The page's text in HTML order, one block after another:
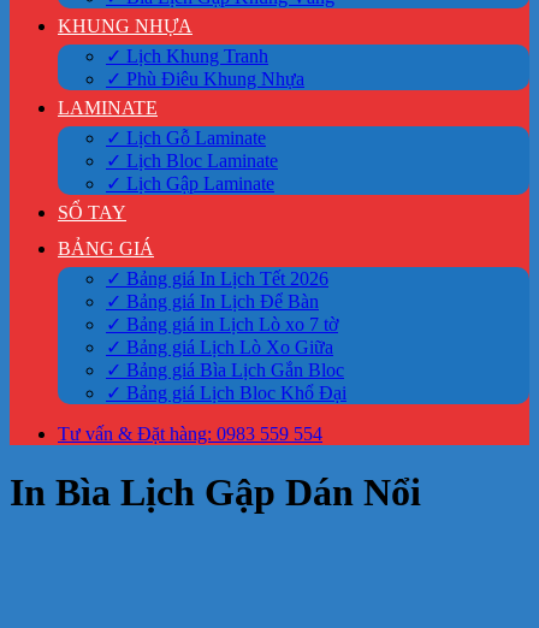
KHUNG NHỰA
✓ Lịch Khung Tranh
✓ Phù Điêu Khung Nhựa
LAMINATE
✓ Lịch Gỗ Laminate
✓ Lịch Bloc Laminate
✓ Lịch Gập Laminate
SỔ TAY
BẢNG GIÁ
✓ Bảng giá In Lịch Tết 2026
✓ Bảng giá In Lịch Để Bàn
✓ Bảng giá in Lịch Lò xo 7 tờ
✓ Bảng giá Lịch Lò Xo Giữa
✓ Bảng giá Bìa Lịch Gắn Bloc
✓ Bảng giá Lịch Bloc Khổ Đại
Tư vấn & Đặt hàng: 0983 559 554
In Bìa Lịch Gập Dán Nổi